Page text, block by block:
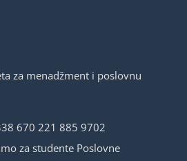
za menadžment i poslovnu
670 221 885 9702
za studente Poslovne